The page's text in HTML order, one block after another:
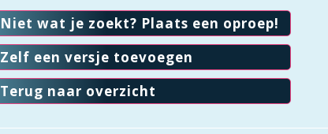
Niet wat je zoekt? Plaats een oproep!
Zelf een versje toevoegen
Terug naar overzicht